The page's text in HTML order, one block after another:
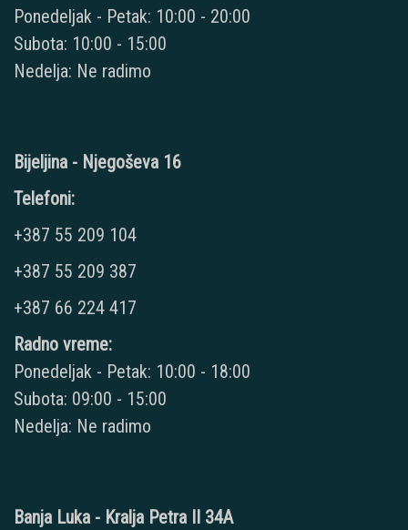
Ponedeljak - Petak: 10:00 - 20:00
Subota: 10:00 - 15:00
Nedelja: Ne radimo
Bijeljina - Njegoševa 16
Telefoni:
+387 55 209 104
+387 55 209 387
+387 66 224 417
Radno vreme:
Ponedeljak - Petak: 10:00 - 18:00
Subota: 09:00 - 15:00
Nedelja: Ne radimo
Banja Luka - Kralja Petra II 34A